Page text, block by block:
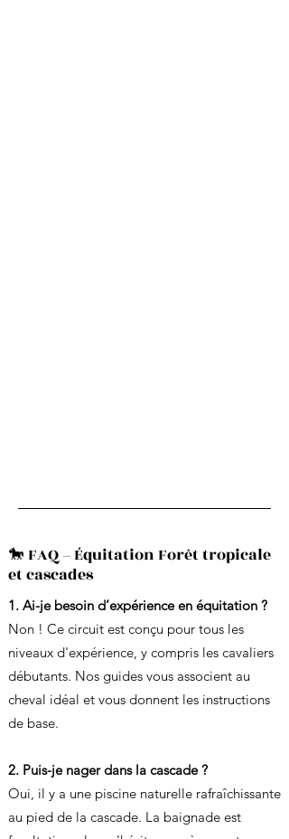
🐎 FAQ – Équitation Forêt tropicale
et cascades
1. Ai-je besoin d’expérience en équitation ?
Non ! Ce circuit est conçu pour tous les
niveaux d'expérience, y compris les cavaliers
débutants. Nos guides vous associent au
cheval idéal et vous donnent les instructions
de base.
2. Puis-je nager dans la cascade ?
Oui, il y a une piscine naturelle rafraîchissante
au pied de la cascade. La baignade est